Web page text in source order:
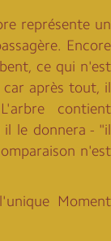
représente un
Encore
ce qui n'est
après tout, il
contient
le donnera - "il
n'est
Moment